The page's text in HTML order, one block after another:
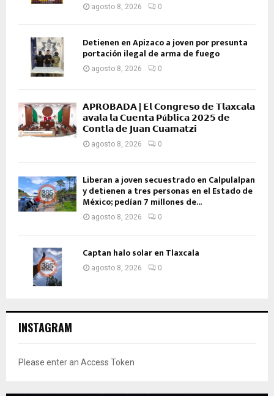
agosto 8, 2026 0
Detienen en Apizaco a joven por presunta
portación ilegal de arma de fuego
agosto 8, 2026 0
𝗔𝗣𝗥𝗢𝗕𝗔𝗗𝗔 | 𝗘𝗹 𝗖𝗼𝗻𝗴𝗿𝗲𝘀𝗼 𝗱𝗲 𝗧𝗹𝗮𝘅𝗰𝗮𝗹𝗮
𝗮𝘃𝗮𝗹𝗮 𝗹𝗮 𝗖𝘂𝗲𝗻𝘁𝗮 𝗣ú𝗯𝗹𝗶𝗰𝗮 𝟮𝟬𝟮𝟱 𝗱𝗲
𝗖𝗼𝗻𝘁𝗹𝗮 𝗱𝗲 𝗝𝘂𝗮𝗻 𝗖𝘂𝗮𝗺𝗮𝘁𝘇𝗶
agosto 8, 2026 0
Liberan a joven secuestrado en Calpulalpan
y detienen a tres personas en el Estado de
México; pedían 7 millones de...
agosto 8, 2026 0
Captan halo solar en Tlaxcala
agosto 8, 2026 0
INSTAGRAM
Please enter an Access Token